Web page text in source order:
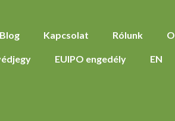
Blog Kapcsolat Rólunk
EUIPO engedély EN